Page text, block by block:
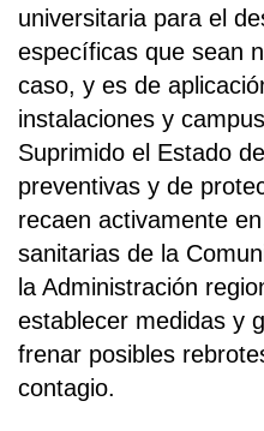
universitaria para el
específicas que sean
caso, y es de
instalaciones y
Suprimido el Estado
preventivas y de
recaen activamente
sanitarias de la
la Administración
establecer medidas y
frenar posibles
contagio.